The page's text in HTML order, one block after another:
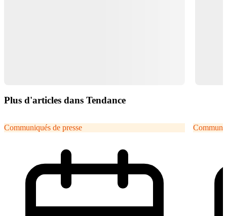
Plus d'articles dans Tendance
Communiqués de presse